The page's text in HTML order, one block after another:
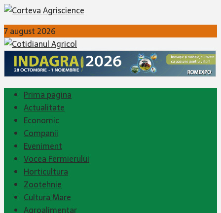
7 august 2026
Prima pagina
Actualitate
Economic
Companii
Eveniment
Vocea Fermierului
Horticultura
Zootehnie
Cultura Mare
Agroalimentar